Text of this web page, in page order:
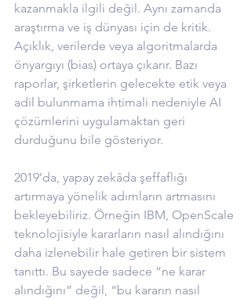
kazanmakla ilgili değil. Aynı zamanda
araştırma ve iş dünyası için de kritik.
Açıklık, verilerde veya algoritmalarda
önyargıyı (bias) ortaya çıkarır. Bazı
raporlar, şirketlerin gelecekte etik veya
adil bulunmama ihtimali nedeniyle AI
çözümlerini uygulamaktan geri
durduğunu bile gösteriyor.
2019’da, yapay zekâda şeffaflığı
artırmaya yönelik adımların artmasını
bekleyebiliriz. Örneğin IBM, OpenScale
teknolojisiyle kararların nasıl alındığını
daha izlenebilir hale getiren bir sistem
tanıttı. Bu sayede sadece “ne karar
alındığını” değil, “bu kararın nasıl